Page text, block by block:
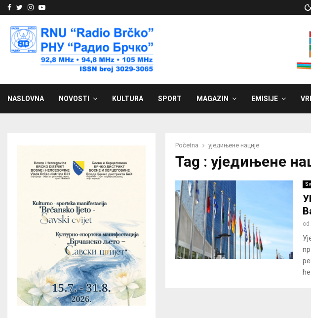
Facebook
Twitter
Instagram
Youtube
NASLOVNA NOVOSTI KULTURA SPORT MAGAZIN EMISIJE
Početna уједињене нације
Tag : уједињене
od
ће